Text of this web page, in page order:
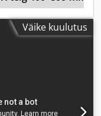
see Brother TC-
meiega
lisateavet. • Laua
Väike kuulutus